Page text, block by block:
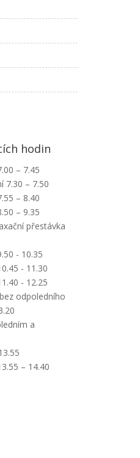
hodin
– 7.45
7.30 – 7.50
– 8.40
– 9.35
přestávka
- 10.35
- 11.30
- 12.25
odpoledního
a
– 14.40